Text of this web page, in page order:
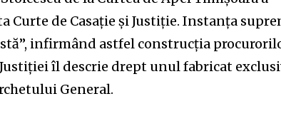
de Casație și Justiție. Instanța
infirmând astfel construcția
îl descrie drept unul fabricat
General.